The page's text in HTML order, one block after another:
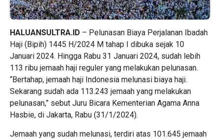
HALUANSULTRA.ID – Pelunasan Biaya Perjalanan Ibadah
Haji (Bipih) 1445 H/2024 M tahap I dibuka sejak 10
Januari 2024. Hingga Rabu 31 Januari 2024, sudah lebih
113 ribu jemaah haji reguler yang melakukan pelunasan.
“Bertahap, jemaah haji Indonesia melunasi biaya haji.
Sekarang sudah ada 113.243 jemaah yang melakukan
pelunasan,” sebut Juru Bicara Kementerian Agama Anna
Hasbie, di Jakarta, Rabu (31/1/2024).
Jemaah yang sudah melunasi, terdiri atas 101.645 jemaah